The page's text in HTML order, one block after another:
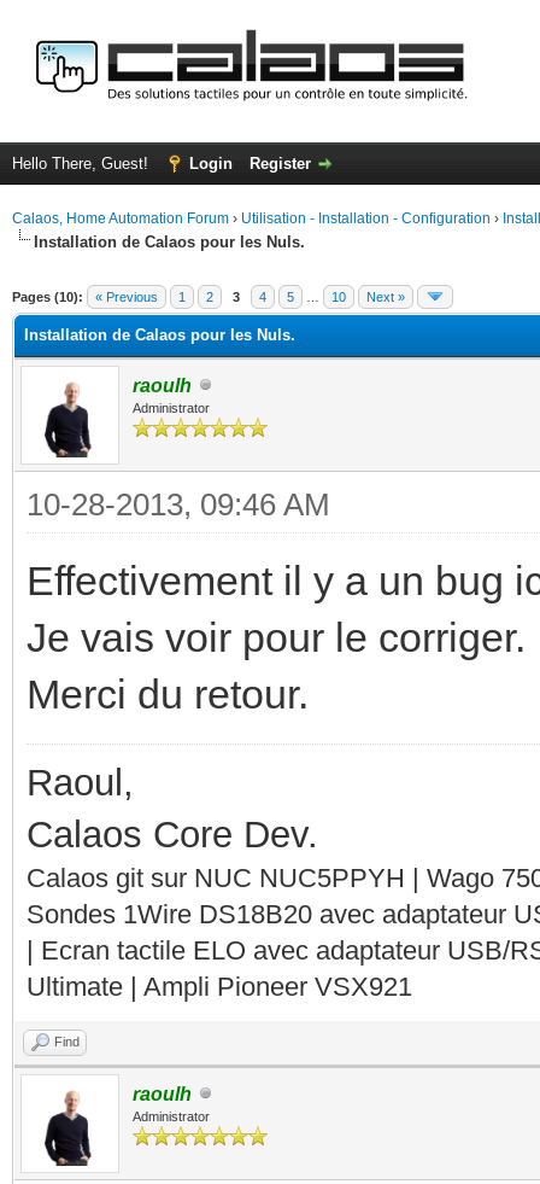
Hello There, Guest! Login Register
Calaos, Home Automation Forum › Utilisation - Installation - Configuration ›
Installation de Calaos pour les Nuls.
Pages (10): « Previous 1 2 3 4 5 10 Next »
Installation de Calaos pour les Nuls.
raoulh
Administrator
10-28-2013, 09:46 AM
Effectivement il y a un bug
Je vais voir pour le corriger.
Merci du retour.
Raoul,
Calaos Core Dev.
Calaos git sur NUC NUC5PPYH | Wago
Sondes 1Wire DS18B20 avec adaptateur
| Ecran tactile ELO avec adaptateur USB/
Ultimate | Ampli Pioneer VSX921
Find
raoulh
Administrator